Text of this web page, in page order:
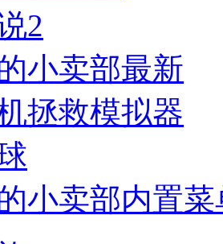
2
小卖部最新
拯救模拟器
小卖部内置菜